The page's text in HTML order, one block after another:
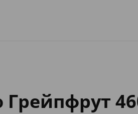
Грейпфрут